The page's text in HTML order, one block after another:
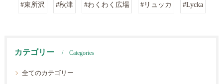
#東所沢 #秋津 #わくわく広場 #リュッカ #Lycka
カテゴリー Categories
全てのカテゴリー